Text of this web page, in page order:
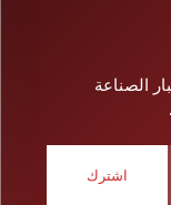
الصناعة
اشترك